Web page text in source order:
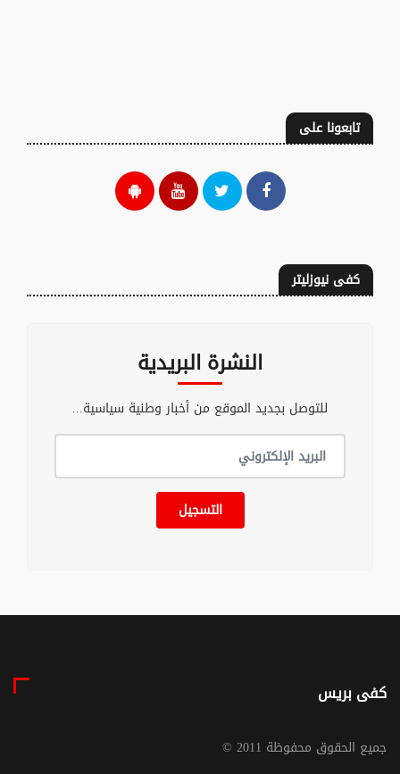
تابعونا على
كفى نيوزليتر
النشرة البريدية
للتوصل بجديد الموقع من أخبار وطنية سياسية...
التسجيل
كفى بريس
© جميع الحقوق محفوظة 2011